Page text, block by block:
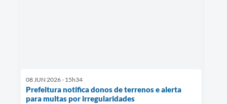
08 JUN 2026 - 15h34
Prefeitura notifica donos de terrenos e alerta
para multas por irregularidades